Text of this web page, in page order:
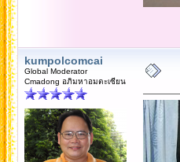
kumpolcomcai
Global Moderator
Cmadong อภิมหาอมตะเซียน